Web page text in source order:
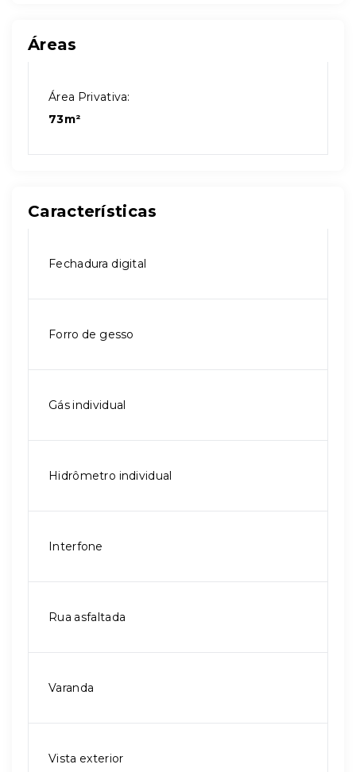
Áreas
Área Privativa:
73m²
Características
Fechadura digital
Forro de gesso
Gás individual
Hidrômetro individual
Interfone
Rua asfaltada
Varanda
Vista exterior